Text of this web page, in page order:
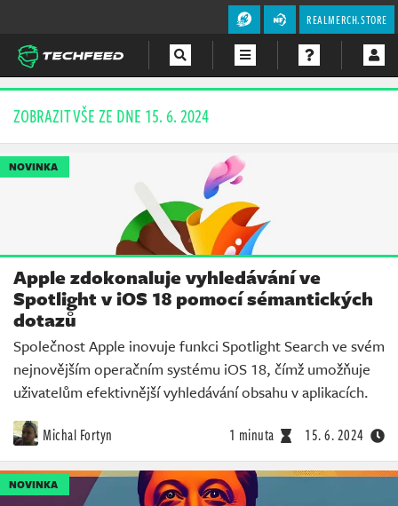
REALMERCH.STORE
Magazín
Videa
ZOBRAZIT VŠE ZE DNE 15. 6. 2024
NOVINKA
Apple zdokonaluje vyhledávání ve
Spotlight v iOS 18 pomocí sémantických
dotazů
Společnost Apple inovuje funkci Spotlight Search ve svém
nejnovějším operačním systému iOS 18, čímž umožňuje
uživatelům efektivnější vyhledávání obsahu v aplikacích.
Michal Fortyn 1 minuta 15. 6. 2024
NOVINKA